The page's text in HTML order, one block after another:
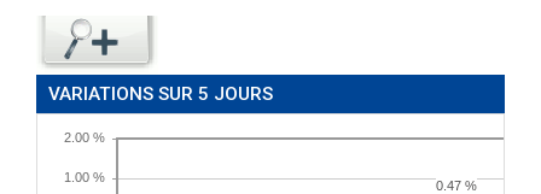
VARIATIONS SUR 5 JOURS